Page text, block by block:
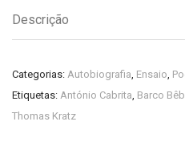
Descrição
Categorias: Autobiografia, Ensaio,
Etiquetas: António Cabrita, Barco
Thomas Kratz